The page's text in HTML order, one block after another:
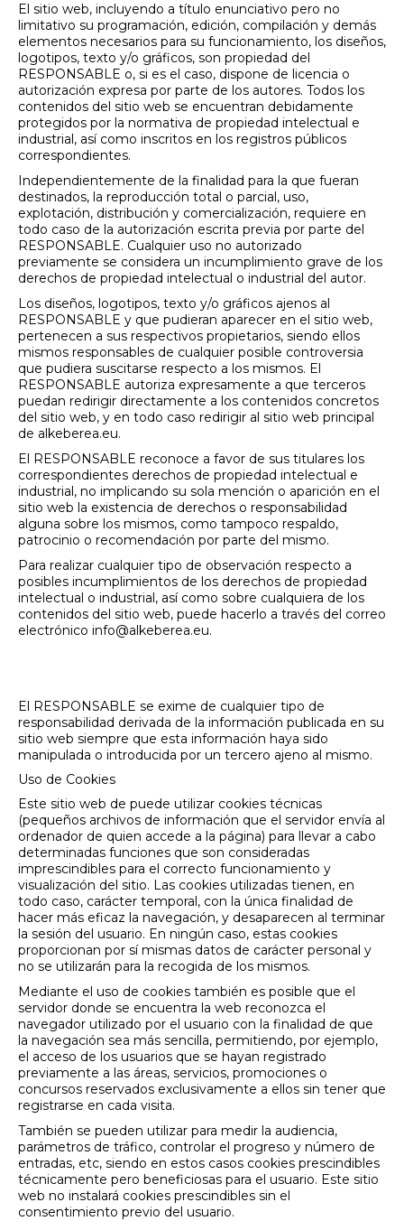
El sitio web, incluyendo a título enunciativo pero no
limitativo su programación, edición, compilación y demás
elementos necesarios para su funcionamiento, los diseños,
logotipos, texto y/o gráficos, son propiedad del
RESPONSABLE o, si es el caso, dispone de licencia o
autorización expresa por parte de los autores. Todos los
contenidos del sitio web se encuentran debidamente
protegidos por la normativa de propiedad intelectual e
industrial, así como inscritos en los registros públicos
correspondientes.
Independientemente de la finalidad para la que fueran
destinados, la reproducción total o parcial, uso,
explotación, distribución y comercialización, requiere en
todo caso de la autorización escrita previa por parte del
RESPONSABLE. Cualquier uso no autorizado
previamente se considera un incumplimiento grave de los
derechos de propiedad intelectual o industrial del autor.
Los diseños, logotipos, texto y/o gráficos ajenos al
RESPONSABLE y que pudieran aparecer en el sitio web,
pertenecen a sus respectivos propietarios, siendo ellos
mismos responsables de cualquier posible controversia
que pudiera suscitarse respecto a los mismos. El
RESPONSABLE autoriza expresamente a que terceros
puedan redirigir directamente a los contenidos concretos
del sitio web, y en todo caso redirigir al sitio web principal
de alkeberea.eu.
El RESPONSABLE reconoce a favor de sus titulares los
correspondientes derechos de propiedad intelectual e
industrial, no implicando su sola mención o aparición en el
sitio web la existencia de derechos o responsabilidad
alguna sobre los mismos, como tampoco respaldo,
patrocinio o recomendación por parte del mismo.
Para realizar cualquier tipo de observación respecto a
posibles incumplimientos de los derechos de propiedad
intelectual o industrial, así como sobre cualquiera de los
contenidos del sitio web, puede hacerlo a través del correo
electrónico info@alkeberea.eu.
El RESPONSABLE se exime de cualquier tipo de
responsabilidad derivada de la información publicada en su
sitio web siempre que esta información haya sido
manipulada o introducida por un tercero ajeno al mismo.
Uso de Cookies
Este sitio web de puede utilizar cookies técnicas
(pequeños archivos de información que el servidor envía al
ordenador de quien accede a la página) para llevar a cabo
determinadas funciones que son consideradas
imprescindibles para el correcto funcionamiento y
visualización del sitio. Las cookies utilizadas tienen, en
todo caso, carácter temporal, con la única finalidad de
hacer más eficaz la navegación, y desaparecen al terminar
la sesión del usuario. En ningún caso, estas cookies
proporcionan por sí mismas datos de carácter personal y
no se utilizarán para la recogida de los mismos.
Mediante el uso de cookies también es posible que el
servidor donde se encuentra la web reconozca el
navegador utilizado por el usuario con la finalidad de que
la navegación sea más sencilla, permitiendo, por ejemplo,
el acceso de los usuarios que se hayan registrado
previamente a las áreas, servicios, promociones o
concursos reservados exclusivamente a ellos sin tener que
registrarse en cada visita.
También se pueden utilizar para medir la audiencia,
parámetros de tráfico, controlar el progreso y número de
entradas, etc, siendo en estos casos cookies prescindibles
técnicamente pero beneficiosas para el usuario. Este sitio
web no instalará cookies prescindibles sin el
consentimiento previo del usuario.